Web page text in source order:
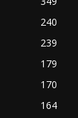
240
239
179
170
164